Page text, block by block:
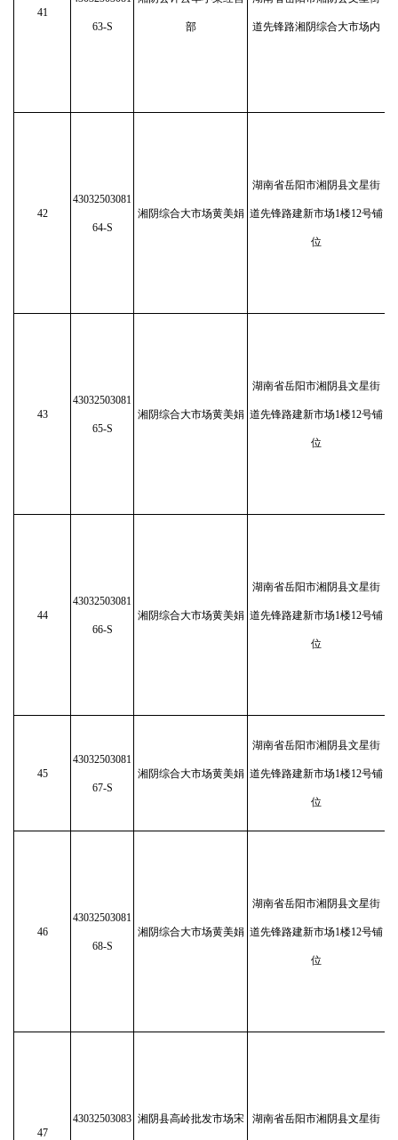
41
63-S 部 道先锋路湘阴综合大市场内
42
43032503081
64-S
湘阴综合大市场黄美娟
湖南省岳阳市湘阴县文星街
道先锋路建新市场1楼12号铺
位
43
43032503081
65-S
湘阴综合大市场黄美娟
湖南省岳阳市湘阴县文星街
道先锋路建新市场1楼12号铺
位
44
43032503081
66-S
湘阴综合大市场黄美娟
湖南省岳阳市湘阴县文星街
道先锋路建新市场1楼12号铺
位
45
43032503081
67-S
湘阴综合大市场黄美娟
湖南省岳阳市湘阴县文星街
道先锋路建新市场1楼12号铺
位
46
43032503081
68-S
湘阴综合大市场黄美娟
湖南省岳阳市湘阴县文星街
道先锋路建新市场1楼12号铺
位
47
43032503083 湘阴县高岭批发市场宋 湖南省岳阳市湘阴县文星街